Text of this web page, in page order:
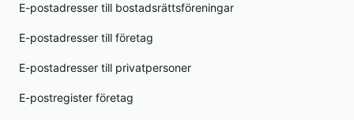
E-postadresser till bostadsrättsföreningar
E-postadresser till företag
E-postadresser till privatpersoner
E-postregister företag